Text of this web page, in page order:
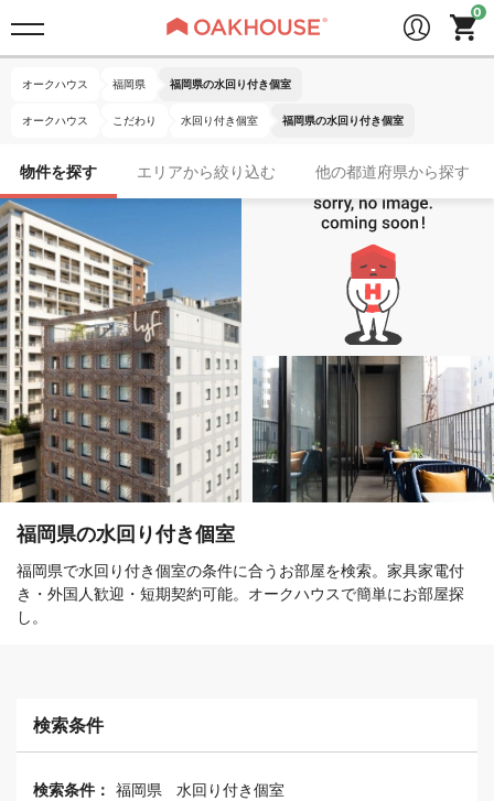
オークハウス 福岡県 福岡県の水回り付き個室
オークハウス こだわり 水回り付き個室 福岡県の水回り付き個室
物件を探す エリアから絞り込む 他の都道府県から探す
福岡県の水回り付き個室
福岡県で水回り付き個室の条件に合うお部屋を検索。家具家電付
き・外国人歓迎・短期契約可能。オークハウスで簡単にお部屋探
し。
検索条件
検索条件： 福岡県 水回り付き個室